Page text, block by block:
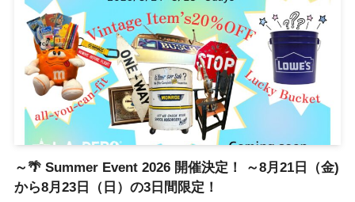
～🌴 Summer Event 2026 開催決定！ ～8月21日（金)
から8月23日（日）の3日間限定！